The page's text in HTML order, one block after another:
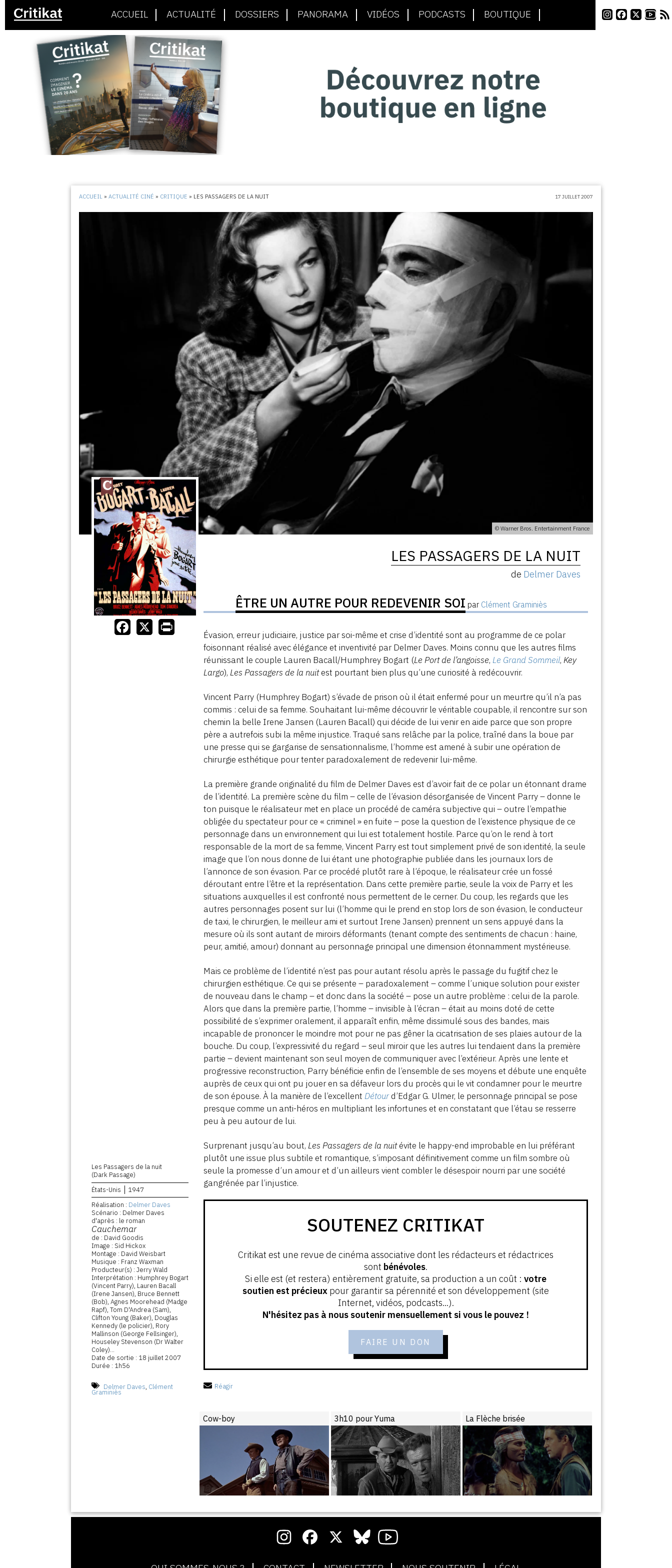
ACCUEIL ACTUALITÉ DOSSIERS PANORAMA VIDÉOS PODCASTS BOUTIQUE
ACCUEIL »ACTUALITÉ CINÉ » CRITIQUE » LES PASSAGERS DE LA NUIT 17 JUILLET 2007
© Warner Bros. Entertainment France
Les Passagers de la nuit
(Dark Passage)
États-Unis
1947
Réalisation : Delmer Daves
Scénario : Delmer Daves
d'après : le roman
Cauchemar
de : David Goodis
Image : Sid Hickox
Montage : David Weisbart
Musique : Franz Waxman
Producteur(s) : Jerry Wald
Interprétation : Humphrey Bogart
(Vincent Parry), Lauren Bacall
(Irene Jansen), Bruce Bennett
(Bob), Agnes Moorehead (Madge
Rapf), Tom D'Andrea (Sam),
Clifton Young (Baker), Douglas
Kennedy (le policier), Rory
Mallinson (George Fellsinger),
Houseley Stevenson (Dr Walter
Coley)...
Date de sortie : 18 juillet 2007
Durée : 1h56
Delmer Daves, Clément
Graminiès
LES PASSAGERS DE LA NUIT
de Delmer Daves
ÊTRE UN AUTRE POUR REDEVENIR SOI par Clément Graminiès
Évasion, erreur judiciaire, justice par soi-même et crise d’identité sont au programme de ce polar
foisonnant réalisé avec élégance et inventivité par Delmer Daves. Moins connu que les autres films
réunissant le couple Lauren Bacall/Humphrey Bogart (Le Port de l’angoisse,Le Grand Sommeil,Key
Largo),Les Passagers de la nuitest pourtant bien plus qu’une curiosité à redécouvrir.
Vincent Parry (Humphrey Bogart) s’évade de prison où il était enfermé pour un meurtre qu’il n’a pas
commis : celui de sa femme. Souhaitant lui-même découvrir le véritable coupable, il rencontre sur son
chemin la belle Irene Jansen (Lauren Bacall) qui décide de lui venir en aide parce que son propre
père a autrefois subi la même injustice. Traqué sans relâche par la police, traîné dans la boue par
une presse qui se gargarise de sensationnalisme, l’homme est amené à subir une opération de
chirurgie esthétique pour tenter paradoxalement de redevenir lui-même.
La première grande originalité du film de Delmer Daves est d’avoir fait de ce polar un étonnant drame
de l’identité. La première scène du film – celle de l’évasion désorganisée de Vincent Parry – donne le
ton puisque le réalisateur met en place un procédé de caméra subjective qui – outre l’empathie
obligée du spectateur pour ce « criminel » en fuite – pose la question de l’existence physique de ce
personnage dans un environnement qui lui est totalement hostile. Parce qu’on le rend à tort
responsable de la mort de sa femme, Vincent Parry est tout simplement privé de son identité, la seule
image que l’on nous donne de lui étant une photographie publiée dans les journaux lors de
l’annonce de son évasion. Par ce procédé plutôt rare à l’époque, le réalisateur crée un fossé
déroutant entre l’être et la représentation. Dans cette première partie, seule la voix de Parry et les
situations auxquelles il est confronté nous permettent de le cerner. Du coup, les regards que les
autres personnages posent sur lui (l’homme qui le prend en stop lors de son évasion, le conducteur
de taxi, le chirurgien, le meilleur ami et surtout Irene Jansen) prennent un sens appuyé dans la
mesure où ils sont autant de miroirs déformants (tenant compte des sentiments de chacun : haine,
peur, amitié, amour) donnant au personnage principal une dimension étonnamment mystérieuse.
Mais ce problème de l’identité n’est pas pour autant résolu après le passage du fugitif chez le
chirurgien esthétique. Ce qui se présente – paradoxalement – comme l’unique solution pour exister
de nouveau dans le champ – et donc dans la société – pose un autre problème : celui de la parole.
Alors que dans la première partie, l’homme – invisible à l’écran – était au moins doté de cette
possibilité de s’exprimer oralement, il apparaît enfin, même dissimulé sous des bandes, mais
incapable de prononcer le moindre mot pour ne pas gêner la cicatrisation de ses plaies autour de la
bouche. Du coup, l’expressivité du regard – seul miroir que les autres lui tendaient dans la première
partie – devient maintenant son seul moyen de communiquer avec l’extérieur. Après une lente et
progressive reconstruction, Parry bénéficie enfin de l’ensemble de ses moyens et débute une enquête
auprès de ceux qui ont pu jouer en sa défaveur lors du procès qui le vit condamner pour le meurtre
de son épouse. À la manière de l’excellentDétourd’Edgar G. Ulmer, le personnage principal se pose
presque comme un anti-héros en multipliant les infortunes et en constatant que l’étau se resserre
peu à peu autour de lui.
Surprenant jusqu’au bout,Les Passagers de la nuitévite le happy-end improbable en lui préférant
plutôt une issue plus subtile et romantique, s’imposant définitivement comme un film sombre où
seule la promesse d’un amour et d’un ailleurs vient combler le désespoir nourri par une société
gangrénée par l’injustice.
SOUTENEZ CRITIKAT
Critikat est une revue de cinéma associative dont les rédacteurs et rédactrices
sont bénévoles.
Si elle est (et restera) entièrement gratuite, sa production a un coût : votre
soutien est précieux pour garantir sa pérennité et son développement (site
Internet, vidéos, podcasts...).
N'hésitez pas à nous soutenir mensuellement si vous le pouvez !
FAIRE UN DON
Réagir
Cow-boy 3h10 pour Yuma La Flèche brisée